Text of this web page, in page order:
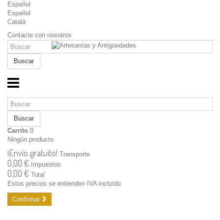
Español
Español
Català
Contacte con nosotros
Buscar
Buscar
Carrito 0
Ningún producto
¡Envío gratuito! Transporte
0,00 € Impuestos
0,00 € Total
Estos precios se entienden IVA incluído
Confirmar